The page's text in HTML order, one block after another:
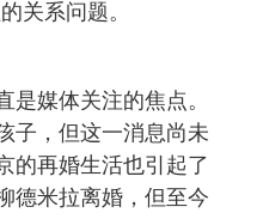
关系问题。
是媒体关注的焦点。
子，但这一消息尚未
的再婚生活也引起了
德米拉离婚，但至今